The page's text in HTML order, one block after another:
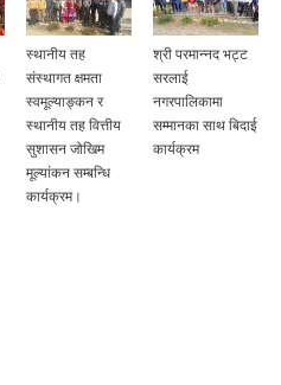
स्थानीय तह
संस्थागत क्षमता
स्वमूल्याङ्कन र
स्थानीय तह वित्तीय
सुशासन जोखिम
मूल्यांकन सम्बन्धि
कार्यक्रम।
श्री परमान्नद भट्ट
सरलाई
नगरपालिकामा
सम्मानका साथ बिदाई
कार्यक्रम